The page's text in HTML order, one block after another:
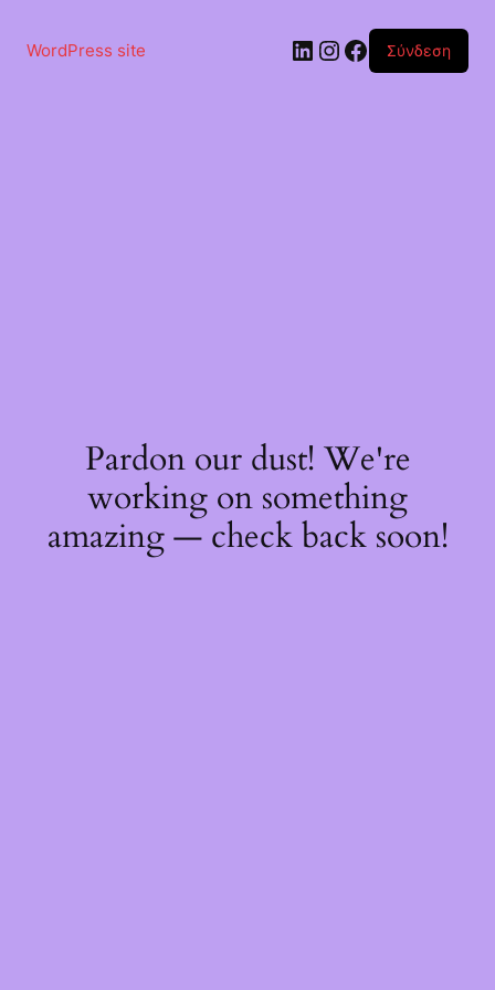
περιεχόμενο
WordPress site Linkedin
Instagram
Facebook
Σύνδεση
Pardon our dust! We're
working on something
amazing — check back soon!